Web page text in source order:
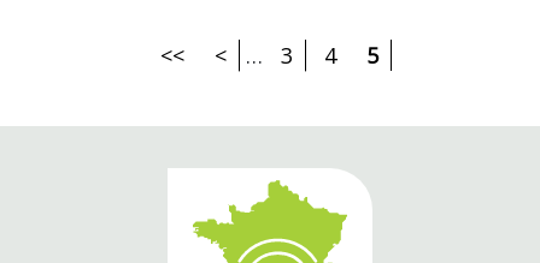
<< < … 3 4 5